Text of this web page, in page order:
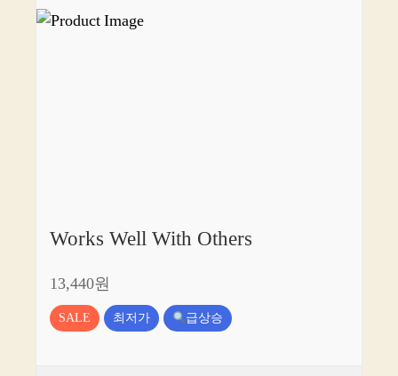
Works Well With Others
13,440원
SALE 최저가 급상승